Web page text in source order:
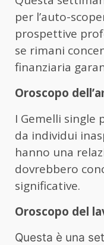
per l’auto-
prospettive
se rimani
finanziaria
Oroscopo
I Gemelli
da individui
hanno una
dovrebbero
significative.
Oroscopo del
Questa è una